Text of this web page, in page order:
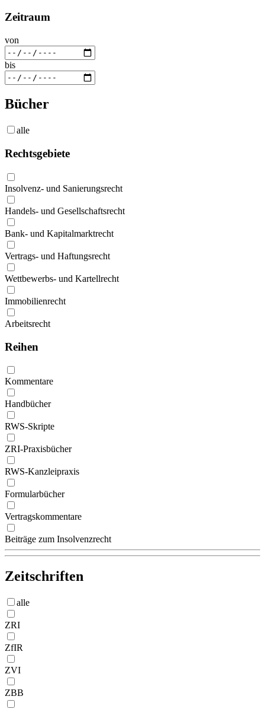
Zeitraum
von
bis
Bücher
alle
Rechtsgebiete
Insolvenz- und Sanierungsrecht
Handels- und Gesellschaftsrecht
Bank- und Kapitalmarktrecht
Vertrags- und Haftungsrecht
Wettbewerbs- und Kartellrecht
Immobilienrecht
Arbeitsrecht
Reihen
Kommentare
Handbücher
RWS-Skripte
ZRI-Praxisbücher
RWS-Kanzleipraxis
Formularbücher
Vertragskommentare
Beiträge zum Insolvenzrecht
Zeitschriften
alle
ZRI
ZfIR
ZVI
ZBB